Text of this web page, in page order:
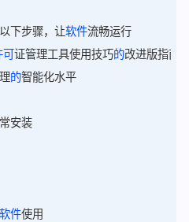
下步骤，让软件流畅运行
证管理工具使用技巧的改进版指南
的智能化水平
安装
件使用